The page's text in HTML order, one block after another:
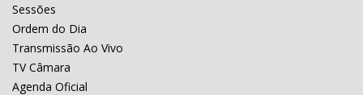
Sessões
Ordem do Dia
Transmissão Ao Vivo
TV Câmara
Agenda Oficial